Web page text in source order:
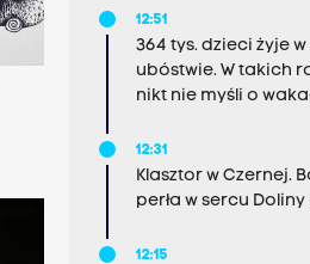
12:51
364 tys. dzieci żyje
ubóstwie. W takich
nikt nie myśli o
12:31
Klasztor w Czernej.
perła w sercu Doliny
12:15